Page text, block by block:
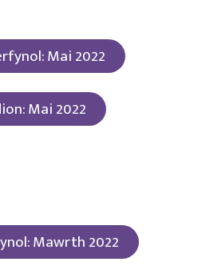
Mai 2022
Mai 2022
Mawrth 2022